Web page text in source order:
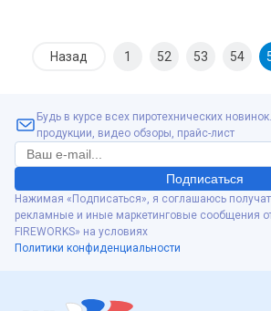
Назад 1 52 53 54
Будь в курсе всех пиротехнических
продукции, видео обзоры, прайс-лист
Подписаться
Нажимая «Подписаться», я соглашаюсь
рекламные и иные маркетинговые сообщения
FIREWORKS» на условиях
Политики конфиденциальности